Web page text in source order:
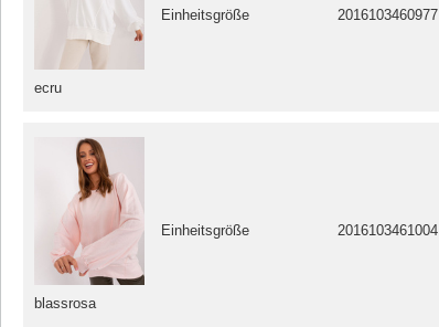
blassrosa
Einheitsgröße 2016103461004
ecru
Einheitsgröße 2016103460977